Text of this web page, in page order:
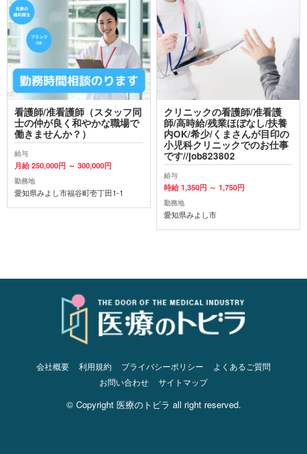
看護師/准看護師（スタッフ同
士の仲が良く和やかな職場で
働きませんか？）
給与
月給 250,000円 ～ 300,000円
勤務地
愛知県みよし市福谷町壱丁田1-1
クリニックの看護師/准看護
師/高時給/残業ほぼなし/扶養
内OK/希少/くまさんが目印の
小児科クリニックでのお仕事
です//job823802
給与
時給 1,350円 ～ 1,750円
勤務地
愛知県みよし市
会社概要 利用規約 プライバシーポリシー
よくあるご質問
お問い合わせ
サイトマップ
© Copyright 医療のトビラ all right reserved.